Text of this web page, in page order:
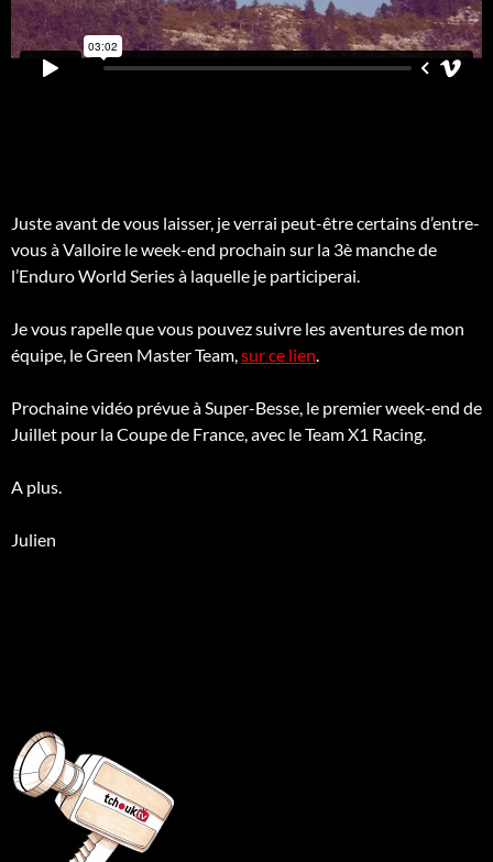
Juste avant de vous laisser, je verrai peut-être certains d’entre-
vous à Valloire le week-end prochain sur la 3è manche de
l’Enduro World Series à laquelle je participerai.
Je vous rapelle que vous pouvez suivre les aventures de mon
équipe, le Green Master Team, sur ce lien
Prochaine vidéo prévue à Super-Besse, le premier week-end de
Juillet pour la Coupe de France, avec le Team X1 Racing.
A plus.
Julien